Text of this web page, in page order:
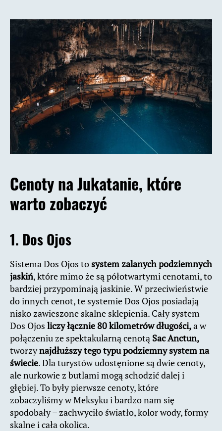
Cenoty na Jukatanie, które
warto zobaczyć
1. Dos Ojos
Sistema Dos Ojos tosystem zalanych podziemnych
jaskiń, które mimo że są półotwartymi cenotami, to
bardziej przypominają jaskinie. W przeciwieństwie
do innych cenot, te systemie Dos Ojos posiadają
nisko zawieszone skalne sklepienia. Cały system
Dos Ojos liczy łącznie 80 kilometrów długości,a w
połączeniu ze spektakularną cenotą Sac Anctun,
tworzynajdłuższy tego typu podziemny system na
świecie. Dla turystów udostęnione są dwie cenoty,
ale nurkowie z butlami mogą schodzić dalej i
głębiej. To były pierwsze cenoty, które
zobaczyliśmy w Meksyku i bardzo nam się
spodobały – zachwyciło światło, kolor wody, formy
skalne i cała okolica.